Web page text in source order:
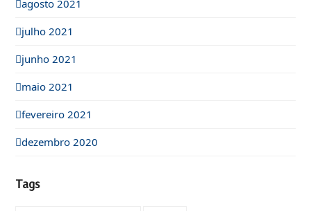
agosto 2021
julho 2021
junho 2021
maio 2021
fevereiro 2021
dezembro 2020
Tags